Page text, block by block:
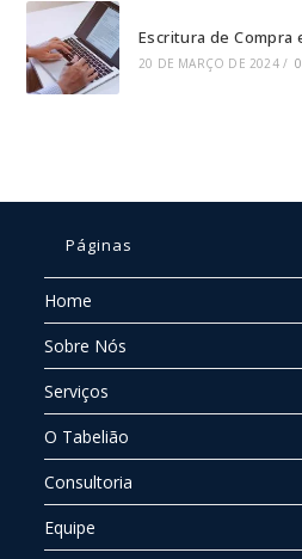
Escritura de Compra
20 DE MARÇO DE 2024 /
Páginas
Home
Sobre Nós
Serviços
O Tabelião
Consultoria
Equipe